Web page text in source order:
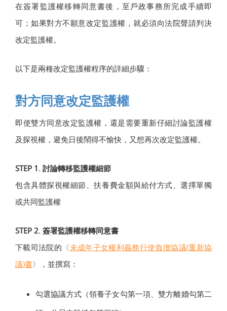
在簽署監護權移轉同意書後，至戶政事務所完成手續即
可；如果對方不願意改定監護權，就必須向法院聲請判決
改定監護權。
以下是兩種改定監護權程序的詳細步驟：
對方同意改定監護權
即使雙方同意改定監護權，還是需要重新仔細討論監護權
及探視權，避免日後鬧得不愉快，又想再次改定監護權。
STEP 1. 討論轉移監護權細節
包含具體探視權細節、扶養費金額與給付方式、選擇單獨
或共同監護權
STEP 2. 簽署監護權移轉同意書
下載司法院的〈未成年子女權利義務行使負擔協議(重新協
議)書〉，並撰寫：
勾選協議方式（領養子女勾第一項、雙方離婚勾第二